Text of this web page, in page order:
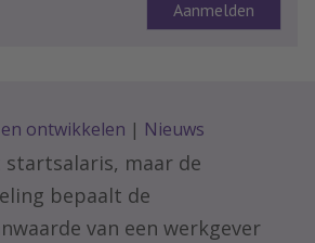
ontwikkelen | Nieuws
startsalaris, maar de
bepaalt de
van een werkgever